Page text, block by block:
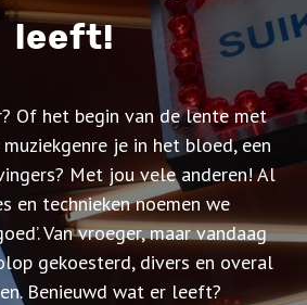
leeft!
Of het begin van de lente met
je in het bloed, een
Met jou vele anderen! Al
en technieken noemen we
Van vroeger, maar vandaag
gekoesterd, divers en overal
Benieuwd wat er leeft?